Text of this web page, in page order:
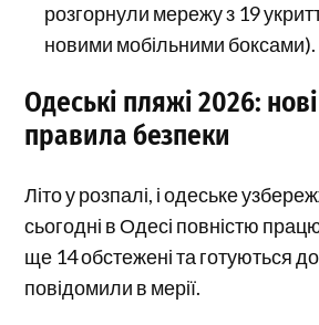
розгорнули мережу з 19
новими мобільними боксами).
Одеські пляжі 2026:
правила безпеки
Літо у розпалі, і одеське
сьогодні в Одесі повністю
ще 14 обстежені та готуються до
повідомили в мерії.